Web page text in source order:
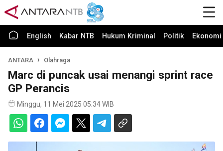
English Kabar NTB Hukum Kriminal Politik
ANTARA Olahraga
Marc di puncak usai menangi sprint race
GP Perancis
Minggu, 11 Mei 2025 05:34 WIB